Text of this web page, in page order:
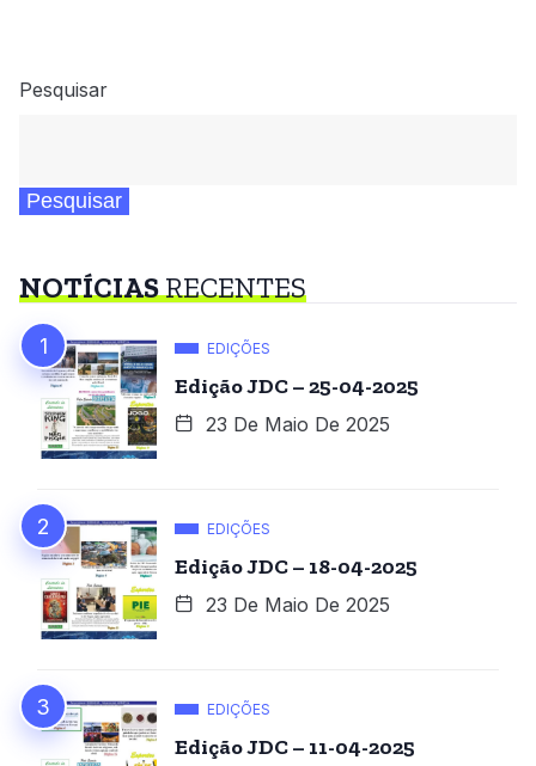
Pesquisar
Pesquisar
NOTÍCIASRECENTES
EDIÇÕES
Edição JDC – 25-04-2025
23 De Maio De 2025
EDIÇÕES
Edição JDC – 18-04-2025
23 De Maio De 2025
EDIÇÕES
Edição JDC – 11-04-2025